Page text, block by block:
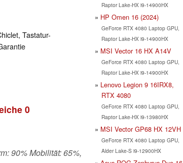
Tastatur-
0
90% Mobilität: 65%,
Raptor Lake-HX i9-14900HX
HP Omen 16 (2024)
GeForce RTX 4080 Laptop GPU,
Raptor Lake-HX i9-14900HX
MSI Vector 16 HX A14V
GeForce RTX 4080 Laptop GPU,
Raptor Lake-HX i9-14900HX
Lenovo Legion 9 16IRX8,
RTX 4080
GeForce RTX 4080 Laptop GPU,
Raptor Lake-HX i9-13980HX
MSI Vector GP68 HX 12VH
GeForce RTX 4080 Laptop GPU,
Alder Lake-S i9-12900HX